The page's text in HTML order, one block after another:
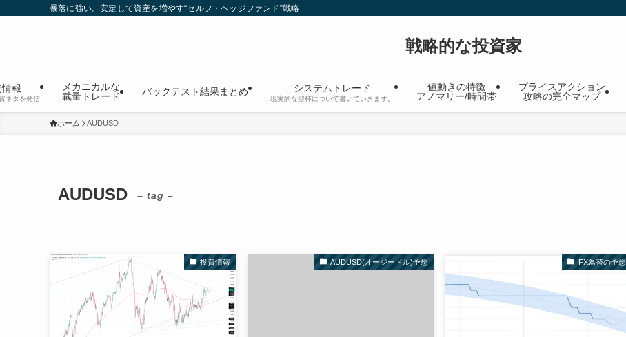
暴落に強い。安定して資産を増やす“セルフ・ヘッジファンド”戦略
戦略的な投資家
報
ネタを発信
メカニカルな
裁量トレード
バックテスト結果まとめ システムトレード
現実的な聖杯について書いていきます。
値動きの特徴
アノマリー/時間帯
プライスアクション
攻略の完全マップ
ホーム AUDUSD
AUDUSD – tag –
投資情報 AUDUSD(オージードル)予想 FX為替の予想